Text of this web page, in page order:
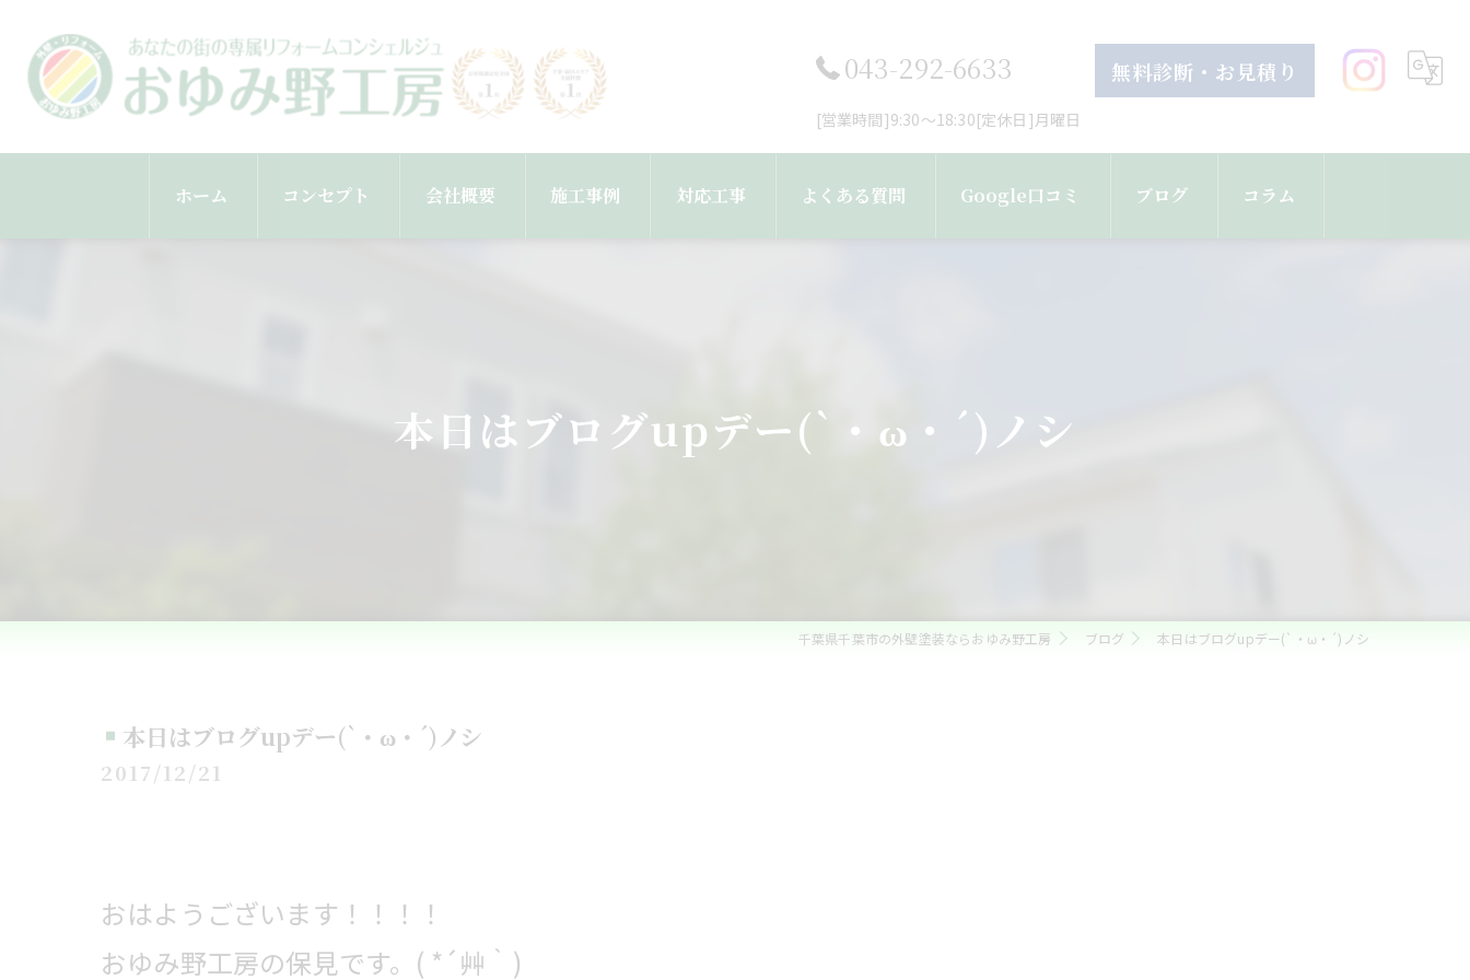
043-292-6633 無料診断・お見積り
[営業時間]9:30～18:30[定休日]月曜日
ホーム コンセプト 会社概要 施工事例 対応工事
雨樋・屋根修理
よくある質問 Google口コミ ブログ コラム
本日はブログupデー(`・ω・´)ノシ
千葉県千葉市の外壁塗装ならおゆみ野工房 ブログ 本日はブログupデー(`・ω・´)ノシ
本日はブログupデー(`・ω・´)ノシ
2017/12/21
おはようございます！！！！
おゆみ野工房の保見です。( *´艸｀)